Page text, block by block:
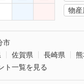
物産
市
佐賀県 長崎県
ト一覧を見る